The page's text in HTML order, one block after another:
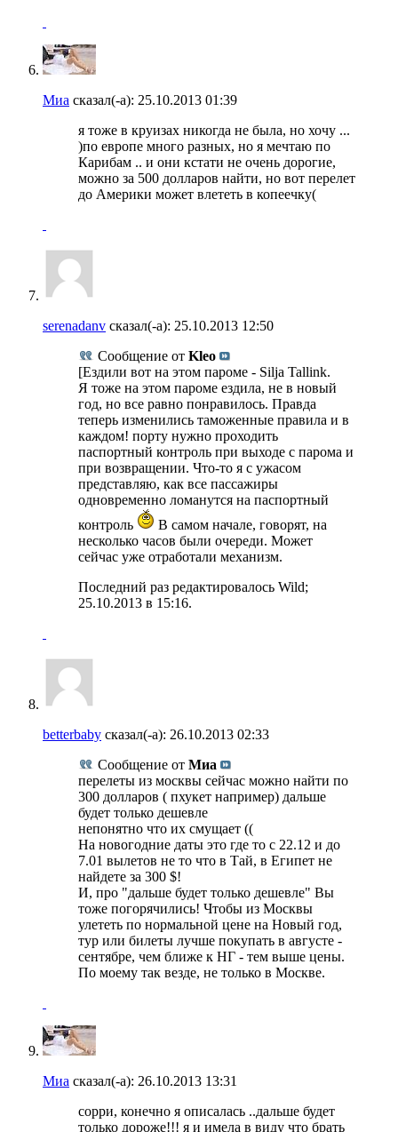
Миа сказал(-а): 25.10.2013 01:39
я тоже в круизах никогда не была, но хочу ...
)по европе много разных, но я мечтаю по
Карибам .. и они кстати не очень дорогие,
можно за 500 долларов найти, но вот перелет
до Америки может влететь в копеечку(
serenadanv сказал(-а): 25.10.2013 12:50
Сообщение от Kleo
[Ездили вот на этом пароме - Silja Tallink.
Я тоже на этом пароме ездила, не в новый
год, но все равно понравилось. Правда
теперь изменились таможенные правила и в
каждом! порту нужно проходить
паспортный контроль при выходе с парома и
при возвращении. Что-то я с ужасом
представляю, как все пассажиры
одновременно ломанутся на паспортный
контроль
В самом начале, говорят, на
несколько часов были очереди. Может
сейчас уже отработали механизм.
Последний раз редактировалось Wild;
25.10.2013 в 15:16.
betterbaby сказал(-а): 26.10.2013 02:33
Сообщение от Миа
перелеты из москвы сейчас можно найти по
300 долларов ( пхукет например) дальше
будет только дешевле
непонятно что их смущает ((
На новогодние даты это где то с 22.12 и до
7.01 вылетов не то что в Тай, в Египет не
найдете за 300 $!
И, про "дальше будет только дешевле" Вы
тоже погорячились! Чтобы из Москвы
улететь по нормальной цене на Новый год,
тур или билеты лучше покупать в августе -
сентябре, чем ближе к НГ - тем выше цены.
По моему так везде, не только в Москве.
Миа сказал(-а): 26.10.2013 13:31
сорри, конечно я описалась ..дальше будет
только дороже!!! я и имела в виду что брать